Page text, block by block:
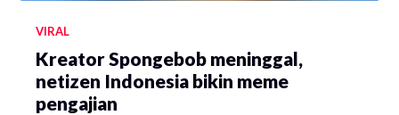
VIRAL
Kreator Spongebob meninggal,
netizen Indonesia bikin meme
pengajian